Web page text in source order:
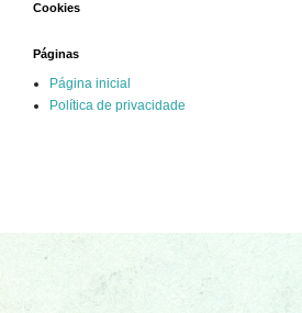
Cookies
Páginas
Página inicial
Política de privacidade